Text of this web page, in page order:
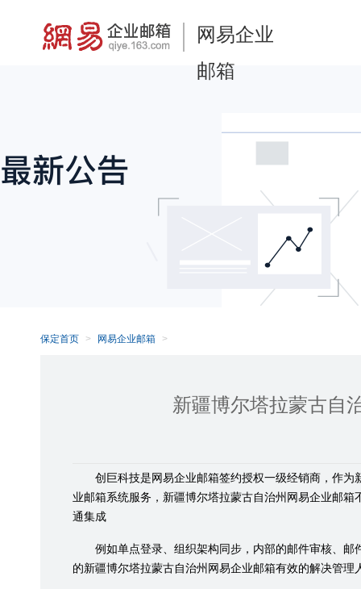
网易企业
邮箱
保定首页 网易企业邮箱
新疆博尔塔拉蒙古自
创巨科技是网易企业邮箱签约授权一级经销商，作
业邮箱系统服务，新疆博尔塔拉蒙古自治州网易企业邮
通集成
例如单点登录、组织架构同步，内部的邮件审核、
的新疆博尔塔拉蒙古自治州网易企业邮箱有效的解决管